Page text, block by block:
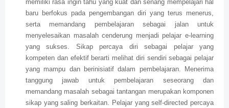
memiliki rasa ingin tahu yang kuat dan senang mempelajari hal
baru berfokus pada pengembangan diri yang terus menerus,
serta memandang pembelajaran sebagai jalan untuk
menyelesaikan masalah cenderung menjadi pelajar e-learning
yang sukses. Sikap percaya diri sebagai pelajar yang
kompeten dan efektif berarti melihat diri sendiri sebagai pelajar
yang mampu dan berinisiatif dalam pembelajaran. Menerima
tanggung jawab untuk pembelajaran seseorang dan
memandang masalah sebagai tantangan merupakan komponen
sikap yang saling berkaitan. Pelajar yang self-directed percaya